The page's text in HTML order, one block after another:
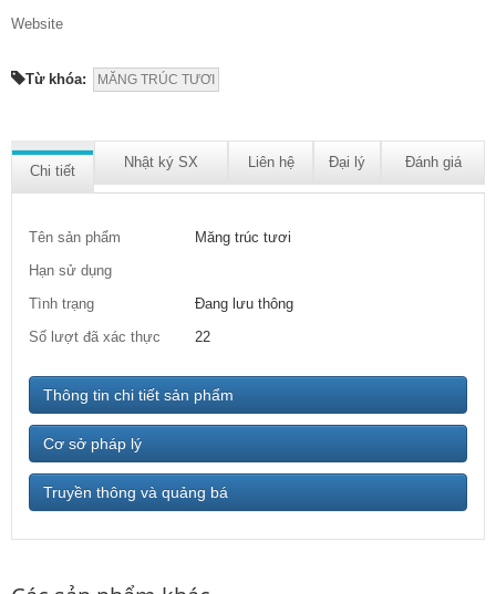
Website
Từ khóa: MĂNG TRÚC TƯƠI
Chi tiết
Nhật ký SX Liên hệ Đại lý Đánh giá
Tên sản phẩm
Măng trúc tươi
Hạn sử dụng
Tình trạng
Đang lưu thông
Số lượt đã xác thực
22
Thông tin chi tiết sản phẩm
Cơ sở pháp lý
Truyền thông và quảng bá